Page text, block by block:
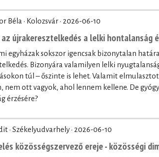
Béla · Kolozsvár · 2026-06-10
újrakeresztelkedés a lelki hontalanság
egyházak sokszor igencsak bizonytalan
Bizonyára valamilyen lelki
túl – őszinte is lehet. Valamit
nem ott vagyok, ahol lennem kellene. De
érzésére?
· Székelyudvarhely · 2026-06-10
közösségszervező ereje - közösségi